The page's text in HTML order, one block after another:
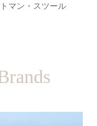
マン・スツール